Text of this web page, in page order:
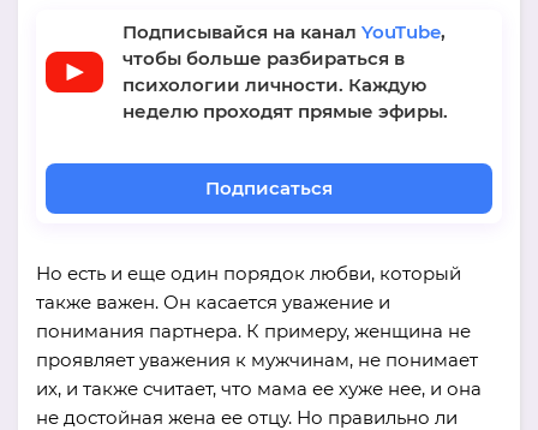
Подписывайся на канал YouTube,
чтобы больше разбираться в
психологии личности. Каждую
неделю проходят прямые эфиры.
Подписаться
Но есть и еще один порядок любви, который
также важен. Он касается уважение и
понимания партнера. К примеру, женщина не
проявляет уважения к мужчинам, не понимает
их, и также считает, что мама ее хуже нее, и она
не достойная жена ее отцу. Но правильно ли